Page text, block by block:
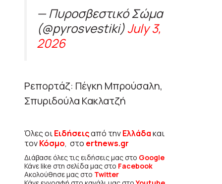
— Πυροσβεστικό Σώμα
(@pyrosvestiki)July 3,
2026
Ρεπορτάζ: Πέγκη Μπρούσαλη,
Σπυριδούλα Κακλατζή
Όλες οιΕιδήσειςαπό τηνΕλλάδακαι
τονΚόσμο, στο ertnews.gr
Διάβασε όλες τις ειδήσεις μας στο Google
Κάνε like στη σελίδα μας στο Facebook
Ακολούθησε μας στο Twitter